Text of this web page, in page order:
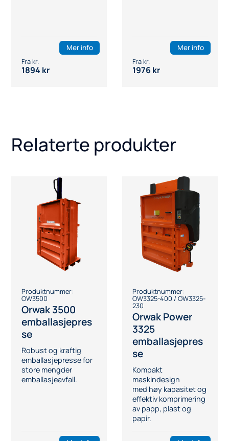
1894 kr
Mer info
1976 kr
Mer info
Relaterte produkter
Produktnummer:
OW3500
Orwak 3500
emballasjepres
se
Robust og kraftig
emballasjepresse for
store mengder
emballasjeavfall.
Produktnummer:
OW3325-400 / OW3325-
230
Orwak Power
3325
emballasjepres
se
Kompakt
maskindesign
med høy kapasitet og
effektiv komprimering
av papp, plast og
papir.